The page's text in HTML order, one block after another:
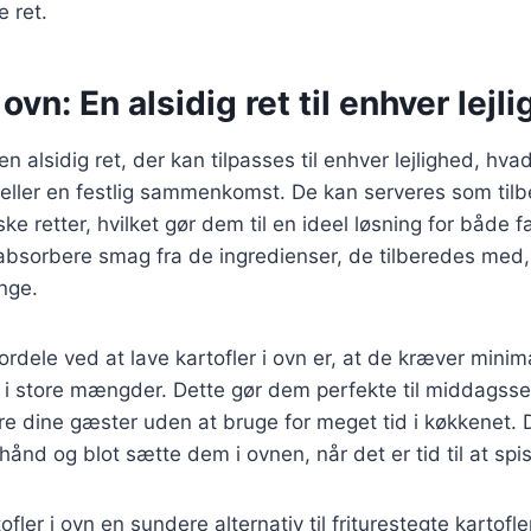
ret.
En alsidig ret til enhver
alsidig ret, der kan tilpasses til enhver lejlighed,
en festlig sammenkomst. De kan serveres som
retter, hvilket gør dem til en ideel løsning for både
smag fra de ingredienser, de tilberedes
ved at lave kartofler i ovn er, at de kræver
store mængder. Dette gør dem perfekte til
dine gæster uden at bruge for meget tid i køkkenet.
og blot sætte dem i ovnen, når det er tid til at
i ovn en sundere alternativ til friturestegte